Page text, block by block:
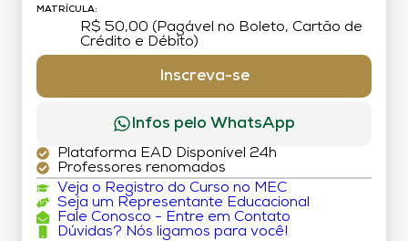
MATRÍCULA:
R$ 50,00 (Pagável no Boleto, Cartão de
Crédito e Débito)
Inscreva-se
Infos pelo WhatsApp
Plataforma EAD Disponível 24h
Professores renomados
Veja o Registro do Curso no MEC
Seja um Representante Educacional
Fale Conosco - Entre em Contato
Dúvidas? Nós ligamos para você!